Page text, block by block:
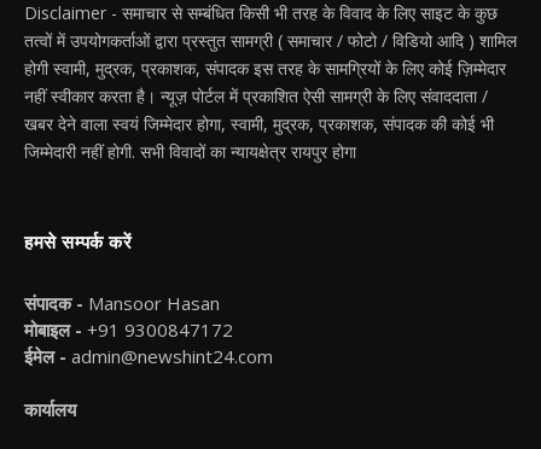
Disclaimer - समाचार से सम्बंधित किसी भी तरह के विवाद के लिए साइट के कुछ
तत्वों में उपयोगकर्ताओं द्वारा प्रस्तुत सामग्री ( समाचार / फोटो / विडियो आदि ) शामिल
होगी स्वामी, मुद्रक, प्रकाशक, संपादक इस तरह के सामग्रियों के लिए कोई ज़िम्मेदार
नहीं स्वीकार करता है। न्यूज़ पोर्टल में प्रकाशित ऐसी सामग्री के लिए संवाददाता /
खबर देने वाला स्वयं जिम्मेदार होगा, स्वामी, मुद्रक, प्रकाशक, संपादक की कोई भी
जिम्मेदारी नहीं होगी. सभी विवादों का न्यायक्षेत्र रायपुर होगा
हमसे सम्पर्क करें
संपादक - Mansoor Hasan
मोबाइल - +91 9300847172
ईमेल - admin@newshint24.com
कार्यालय